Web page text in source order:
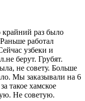
раз было
работал
узбеки и
берут. Грубят.
не совету. Больше
Мы заказывали на 6
такое хамское
Не советую.